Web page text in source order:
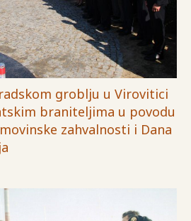
groblju u Virovitici
braniteljima u povodu
zahvalnosti i Dana